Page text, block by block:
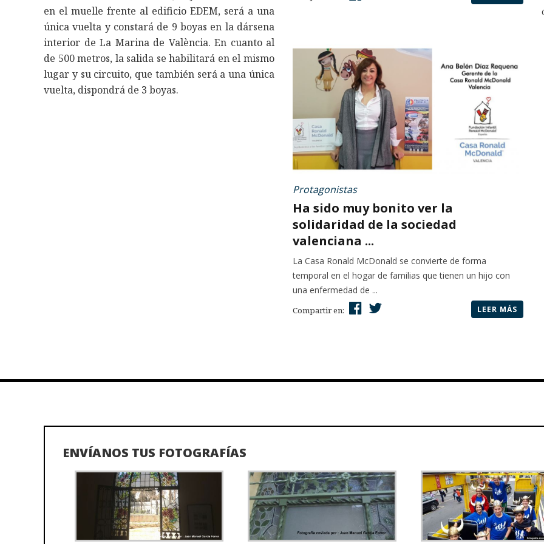
en el muelle frente al edificio EDEM, será a una
única vuelta y constará de 9 boyas en la dársena
interior de La Marina de València. En cuanto al
de 500 metros, la salida se habilitará en el mismo
lugar y su circuito, que también será a una única
vuelta, dispondrá de 3 boyas.
Protagonistas
Ha sido muy bonito ver la
solidaridad de la sociedad
valenciana ...
La Casa Ronald McDonald se convierte de forma
temporal en el hogar de familias que tienen un hijo con
una enfermedad de ...
Compartir en: LEER MÁS
ENVÍANOS TUS FOTOGRAFÍAS